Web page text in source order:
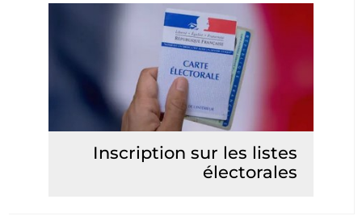
Inscription sur les listes
électorales